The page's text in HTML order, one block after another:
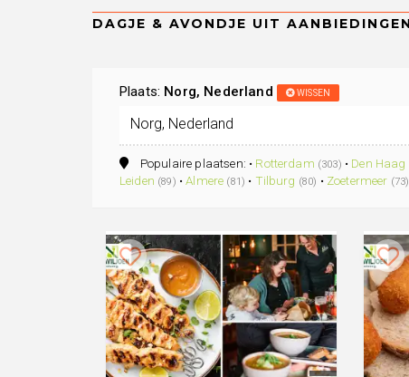
Plaats: Norg, Nederland WISSEN
Populaire plaatsen: • Rotterdam (303) • Den Haag
Leiden (89) •Almere (81) • Tilburg (80) • Zoetermeer (73)